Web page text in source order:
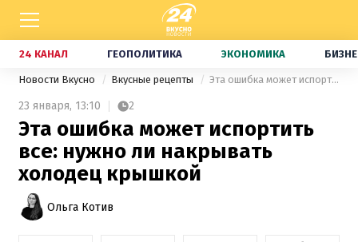
24 КАНАЛ ГЕОПОЛИТИКА ЭКОНОМИКА
Новости Вкусно Вкусные рецепты Эта ошибка может испортить все: нужно ли накрывать холодец крышкой
23 января, 13:10 2
Эта ошибка может испортить
все: нужно ли накрывать
холодец крышкой
Ольга Котив